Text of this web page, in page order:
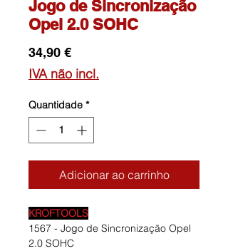
Jogo de Sincronização
Opel 2.0 SOHC
34,90 €Preço
IVA não incl.
Quantidade *
Adicionar ao carrinho
KROFTOOLS
1567 - Jogo de Sincronização Opel
2.0 SOHC